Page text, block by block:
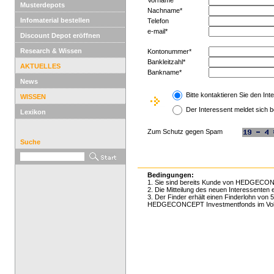
Musterdepots
Infomaterial bestellen
Discount Depot eröffnen
Research & Wissen
AKTUELLES
News
WISSEN
Lexikon
Suche
Nachname*
Telefon
e-mail*
Kontonummer*
Bankleitzahl*
Bankname*
Bitte kontaktieren Sie den
Der Interessent meldet sich
Zum Schutz gegen Spam
Bedingungen:
1. Sie sind bereits Kunde von
2. Die Mitteilung des neuen
3. Der Finder erhält einen Finderlohn von
HEDGECONCEPT Investmentfonds im